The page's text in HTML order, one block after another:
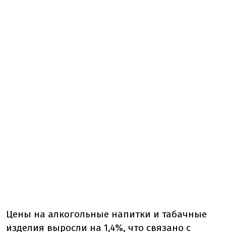
Цены на алкогольные напитки и табачные
изделия выросли на 1,4%, что связано с